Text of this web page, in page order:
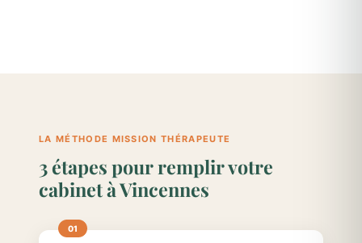
LA MÉTHODE MISSION THÉRAPEUTE
3 étapes pour remplir votre
cabinet à Vincennes